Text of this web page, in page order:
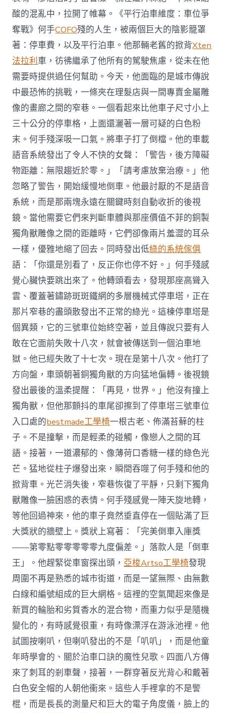
酸的混亂中，拉開了帷幕。《平行泊車維度：車位爭
奪戰》何手COFO殘的人生，被兩個巨大的陰影籠罩
著：停車費，以及平行泊車。他那輛老舊的掀背Xten
法拉利車，彷彿繼承了他所有的駕駛焦慮，從未在他
需要時提供過任何幫助。今天，他面臨的是城市傳說
中最恐怖的挑戰，一條夾在理髮店與一間專賣金屬雕
像的畫廊之間的窄巷。一個看起來比他車子尺寸小上
三十公分的停車格，上面還灑著一層可疑的白色粉
末。何手殘深吸一口氣。將車子打了倒檔。他的車載
語音系統發出了令人不快的女聲：「警告，後方障礙
物距離：無限趨近於零。」「請考慮放棄治療。」他
忽略了警告，開始緩慢地倒車。他最討厭的不是語音
系統，而是那兩塊永遠在關鍵時刻自動收折的後視
鏡。當他需要它們來判斷車體與那座價值不菲的銅製
獨角獸雕像之間的距離時，它們卻像兩片羞澀的耳朵
一樣，優雅地縮了回去。同時發出低綠的系統傢俱
語：「你還是別看了，反正你也停不好。」何手殘感
覺心臟快要跳出來了。他轉頭看去，發現那座高聳入
雲、覆蓋著鏽跡斑斑鐵網的多層機械式停車塔，正在
那片窄巷的盡頭散發出不正常的綠光。這棟停車塔是
個異類，它的三號車位始終空著，並且傳說只要有人
敢在它面前失敗十八次，就會被傳送到一個泊車地
獄。他已經失敗了十七次。現在是第十八次。他打了
方向盤，車頭朝著銅獨角獸的方向猛地偏轉。後視鏡
發出最後的溫柔提醒：「再見，世界。」他沒有撞上
獨角獸，但他那顫抖的車尾卻擦到了停車塔三號車位
入口處的bestmade工學椅一根古老、佈滿苔蘚的柱
子。不是撞擊，而是輕柔的碰觸，像戀人之間的耳
語。接著，一道濃郁的、像薄荷口香糖一樣的綠色光
芒。猛地從柱子爆發出來，瞬間吞噬了何手殘和他的
掀背車。光芒消失後，窄巷恢復了平靜，只剩下獨角
獸雕像一臉困惑的表情。何手殘感覺一陣天旋地轉，
等他回過神來，他的車子竟然垂直停在一個貼滿了巨
大獎狀的牆壁上。獎狀上寫著：「完美倒車入庫獎
——第零點零零零零零九度偏差。」落款人是「倒車
王」。他趕緊從車窗探出頭，亞梭Artso工學椅發現
周圍不再是熟悉的城市街道，而是一望無際、由無數
白線和編號組成的巨大網格。這裡的空氣聞起來像是
新買的輪胎和劣質香水的混合物，而重力似乎是隨機
變化的，有時感覺很重，有時像漂浮在游泳池裡。他
試圖按喇叭，但喇叭發出的不是「叭叭」，而是他童
年時學會的、關於泊車口訣的魔性兒歌。四面八方傳
來了刺耳的剎車聲，接著，一群穿著反光背心和戴著
白色安全帽的人朝他衝來。這些人手裡拿的不是警
棍，而是長長的測量尺和巨大的電子角度儀，臉上的